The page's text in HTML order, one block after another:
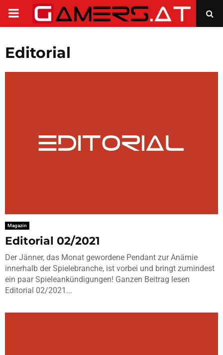
PRIMARY
Editorial
Magazin
Editorial 02/2021
Der Jänner, das Monat gewordene Pendant zur Anämie
innerhalb der Spielebranche, ist vorbei und bringt zumindest
ein paar Spieleankündigungen! Ganzen Beitrag lesen
Editorial 02/2021...